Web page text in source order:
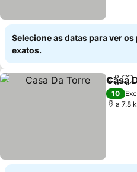
Selecione as datas para ver
exatos.
Casa
10
a 7.8